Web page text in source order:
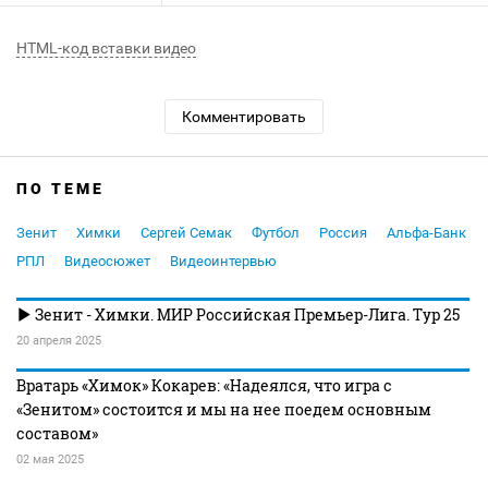
HTML-код вставки видео
Комментировать
ПО ТЕМЕ
Зенит Химки Сергей Семак Футбол Россия
Альфа-Банк
РПЛ
Видеосюжет Видеоинтервью
Зенит - Химки. МИР Российская Премьер-Лига. Тур 25
20 апреля 2025
Вратарь «Химок» Кокарев: «Надеялся, что игра с
«Зенитом» состоится и мы на нее поедем основным
составом»
02 мая 2025